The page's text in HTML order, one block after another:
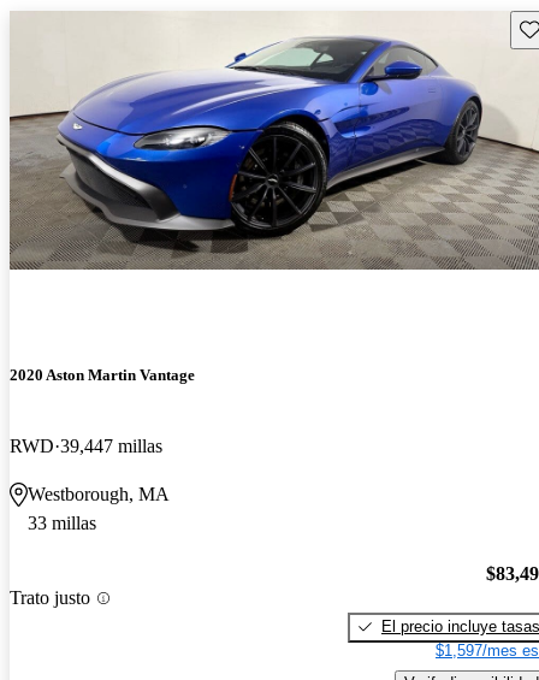
2020 Aston Martin Vantage
RWD 39,447 millas
Westborough, MA
33 millas
Trato justo
El precio incluye tasas
$1,597/mes